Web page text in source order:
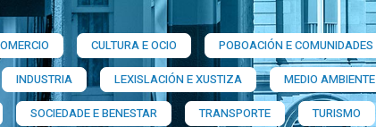
CULTURA E OCIO POBOACIÓN E COMUNIDADES
INDUSTRIA LEXISLACIÓN E XUSTIZA MEDIO AMBIENTE
SOCIEDADE E BENESTAR TRANSPORTE TURISMO